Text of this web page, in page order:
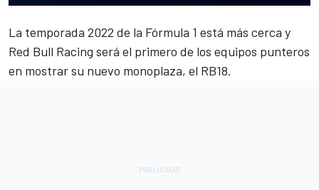
La temporada 2022 de la Fórmula 1 está más cerca y
Red Bull Racing será el primero de los equipos punteros
en mostrar su nuevo monoplaza, el RB18.